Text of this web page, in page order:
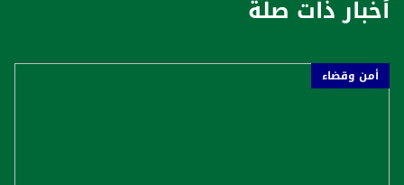
أخبار ذات صلة
أمن وقضاء